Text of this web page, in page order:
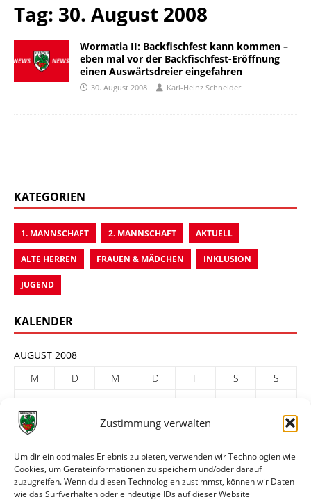
Zustimmung verwalten
Um dir ein optimales Erlebnis zu bieten, verwenden wir Technologien wie
Cookies, um Geräteinformationen zu speichern und/oder darauf
zuzugreifen. Wenn du diesen Technologien zustimmst, können wir Daten
wie das Surfverhalten oder eindeutige IDs auf dieser Website
Tag: 30. August 2008
Wormatia II: Backfischfest kann kommen –
eben mal vor der Backfischfest-Eröffnung
einen Auswärtsdreier eingefahren
30. August 2008 Karl-Heinz Schneider
KATEGORIEN
1. MANNSCHAFT 2. MANNSCHAFT AKTUELL
ALTE HERREN FRAUEN & MÄDCHEN INKLUSION
JUGEND
KALENDER
AUGUST 2008
M
D M D F S
S
1
2
3
4
6 7 8
18
19 20 21 22 23
25
26 27 28 29 30